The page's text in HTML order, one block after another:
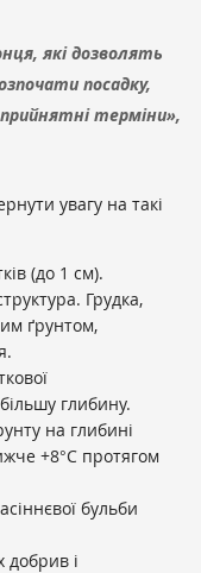
які дозволять
посадку,
терміни»,
увагу на такі
(до 1 см).
Грудка,
ґрунтом,
глибину.
на глибині
+8°С протягом
бульби
добрив і